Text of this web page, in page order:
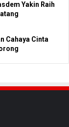
Yakin Raih
Cahaya Cinta